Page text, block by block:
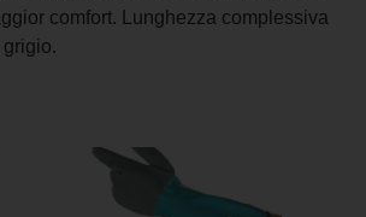
comfort. Lunghezza complessiva